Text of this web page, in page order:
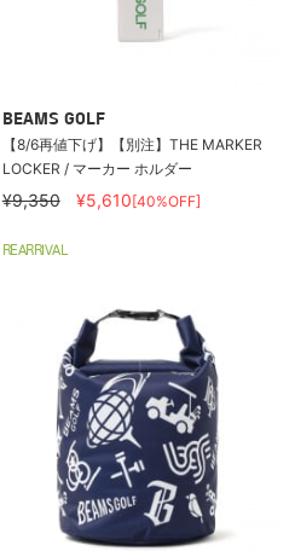
BEAMS GOLF
【8/6再値下げ】【別注】THE MARKER
LOCKER / マーカー ホルダー
¥9,350 ¥5,610[40%OFF]
REARRIVAL